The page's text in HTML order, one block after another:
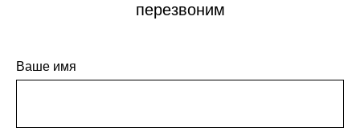
перезвоним
Ваше имя